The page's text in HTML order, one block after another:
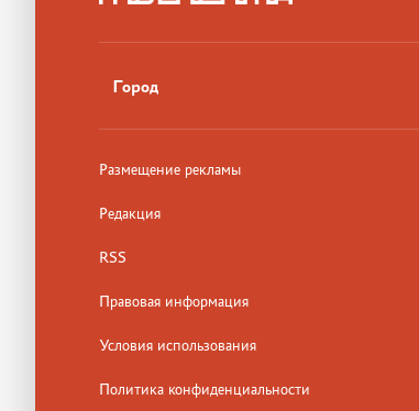
Город
Размещение рекламы
Редакция
RSS
Правовая информация
Условия использования
Политика конфиденциальности